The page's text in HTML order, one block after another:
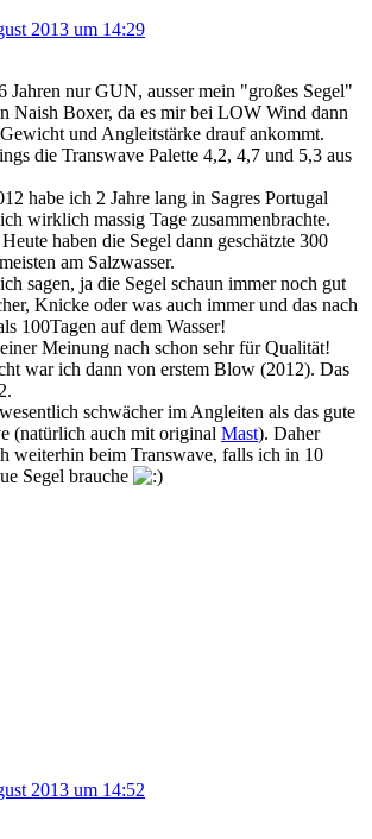
2013 um 14:29
Jahren nur GUN, ausser mein "großes Segel"
Naish Boxer, da es mir bei LOW Wind dann
und Angleitstärke drauf ankommt.
die Transwave Palette 4,2, 4,7 und 5,3 aus
habe ich 2 Jahre lang in Sagres Portugal
wirklich massig Tage zusammenbrachte.
haben die Segel dann geschätzte 300
am Salzwasser.
sagen, ja die Segel schaun immer noch gut
Knicke oder was auch immer und das nach
100Tagen auf dem Wasser!
Meinung nach schon sehr für Qualität!
war ich dann von erstem Blow (2012). Das
schwächer im Angleiten als das gute
(natürlich auch mit original Mast). Daher
weiterhin beim Transwave, falls ich in 10
Segel brauche
2013 um 14:52